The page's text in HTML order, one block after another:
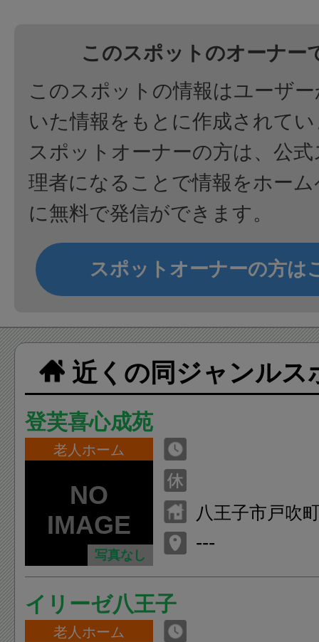
このスポットのオーナー
このスポットの情報はユーザ
いた情報をもとに作成されて
スポットオーナーの方は、公
理者になることで情報をホー
に無料で発信ができます。
スポットオーナーの方は
近くの同ジャンルス
登芙喜心成苑
老人ホーム
写真なし
八王子市戸吹
---
イリーゼ八王子
老人ホーム